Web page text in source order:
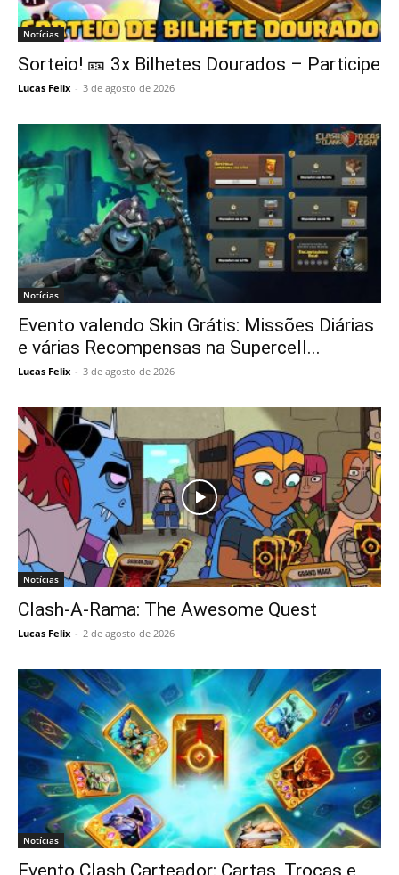
Notícias
Sorteio! 🎫 3x Bilhetes Dourados – Participe
Lucas Felix - 3 de agosto de 2026
Notícias
Evento valendo Skin Grátis: Missões Diárias
e várias Recompensas na Supercell...
Lucas Felix - 3 de agosto de 2026
Notícias
Clash-A-Rama: The Awesome Quest
Lucas Felix - 2 de agosto de 2026
Notícias